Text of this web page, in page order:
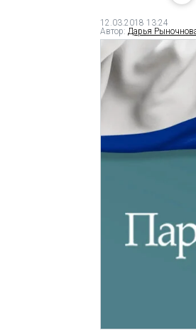
12.03.2018 13:24
Автор: Дарья